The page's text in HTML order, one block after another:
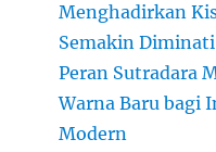
Menghadirkan
Semakin
Peran Sutradara
Warna Baru bagi
Modern